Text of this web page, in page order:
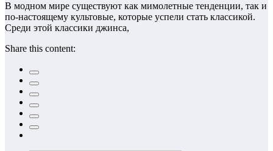
В модном мире существуют как мимолетные тенденции, так и
по-настоящему культовые, которые успели стать классикой.
Среди этой классики джинса,
Share this content: